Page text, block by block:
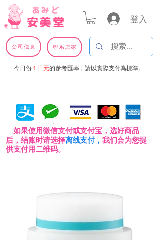
登入
公司信息 聯系店家
今日份 １日元的參考匯率，請以實際支付為標準。
如果使用微信支付或支付宝，选好商品
后，结账时请选择离线支付， 我们会为您提
供支付用二维码。